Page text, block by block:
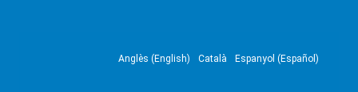
Anglès (English) Català Espanyol (Español)